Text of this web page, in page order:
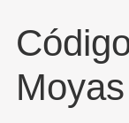
Moyas